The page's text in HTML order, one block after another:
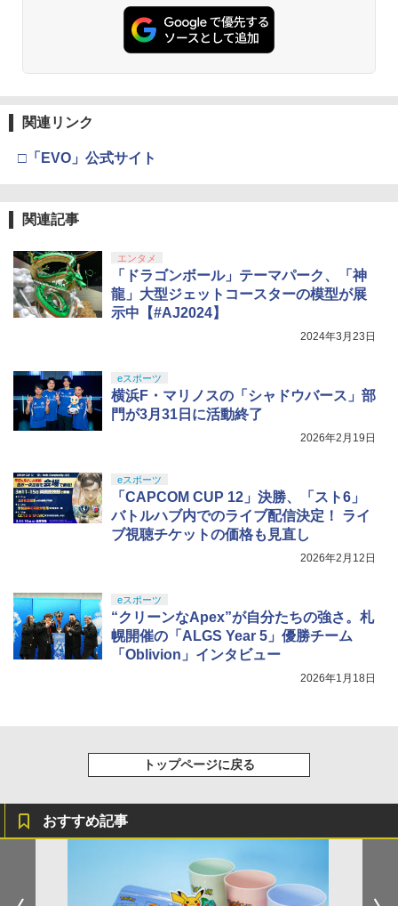
関連リンク
□「EVO」公式サイト
関連記事
エンタメ
「ドラゴンボール」テーマパーク、「神
龍」大型ジェットコースターの模型が展
示中【#AJ2024】
2024年3月23日
eスポーツ
横浜F・マリノスの「シャドウバース」部
門が3月31日に活動終了
2026年2月19日
eスポーツ
「CAPCOM CUP 12」決勝、「スト6」
バトルハブ内でのライブ配信決定！ ライ
ブ視聴チケットの価格も見直し
2026年2月12日
eスポーツ
“クリーンなApex”が自分たちの強さ。札
幌開催の「ALGS Year 5」優勝チーム
「Oblivion」インタビュー
2026年1月18日
トップページに戻る
おすすめ記事